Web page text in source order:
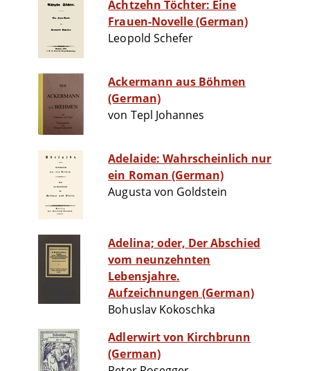
Achtzehn Töchter: Eine
Frauen-Novelle (German)
Leopold Schefer
Ackermann aus Böhmen
(German)
von Tepl Johannes
Adelaide: Wahrscheinlich nur
ein Roman (German)
Augusta von Goldstein
Adelina; oder, Der Abschied
vom neunzehnten
Lebensjahre.
Aufzeichnungen (German)
Bohuslav Kokoschka
Adlerwirt von Kirchbrunn
(German)